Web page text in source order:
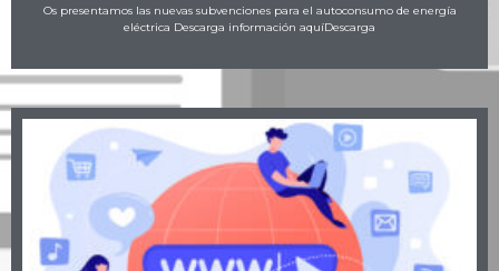
Os presentamos las nuevas subvenciones para el autoconsumo de energía
eléctrica Descarga información aquíDescarga